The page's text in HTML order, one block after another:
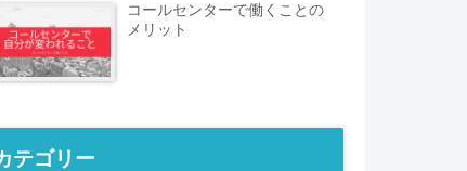
コールセンターで働くことの
メリット
テゴリー